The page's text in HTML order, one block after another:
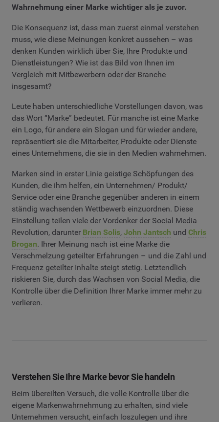
Wahrnehmung einer Marke wichtiger als je zuvor.
Die Konsequenz ist, dass man zuerst einmal verstehen
muss, wie diese Meinungen konkret aussehen – was
denken Kunden wirklich über Sie, Ihre Produkte und
Dienstleistungen? Wie ist das Bild von Ihnen im
Vergleich mit Mitbewerbern oder der Branche
insgesamt?
Leute haben unterschiedliche Vorstellungen davon, was
das Wort “Marke” bedeutet. Für manche ist eine Marke
ein Logo, für andere ein Slogan und für wieder andere,
repräsentiert sie die Mitarbeiter, Produkte oder Dienste
eines Unternehmens, die sie in den Medien wahrnehmen.
Marken sind in erster Linie geistige Schöpfungen des
Kunden, die ihm helfen, ein Unternehmen/ Produkt/
Service oder eine Branche gegenüber anderen in einem
ständig wachsenden Wettbewerb einzuordnen. Diese
Einstellung teilen viele der Vordenker der Social Media
Revolution, darunter Brian Solis, John Jantsch und Chris
Brogan. Ihrer Meinung nach ist eine Marke die
Verschmelzung geteilter Erfahrungen – und die Zahl und
Frequenz geteilter Inhalte steigt stetig. Letztendlich
riskieren Sie, durch das Wachsen von Social Media, die
Kontrolle über die Definition Ihrer Marke immer mehr zu
verlieren.
Verstehen Sie Ihre Marke bevor Sie handeln
Beim übereilten Versuch, die volle Kontrolle über die
eigene Markenwahrnehmung zu erhalten, sind viele
Unternehmen versucht, einfach loszulegen und ihre